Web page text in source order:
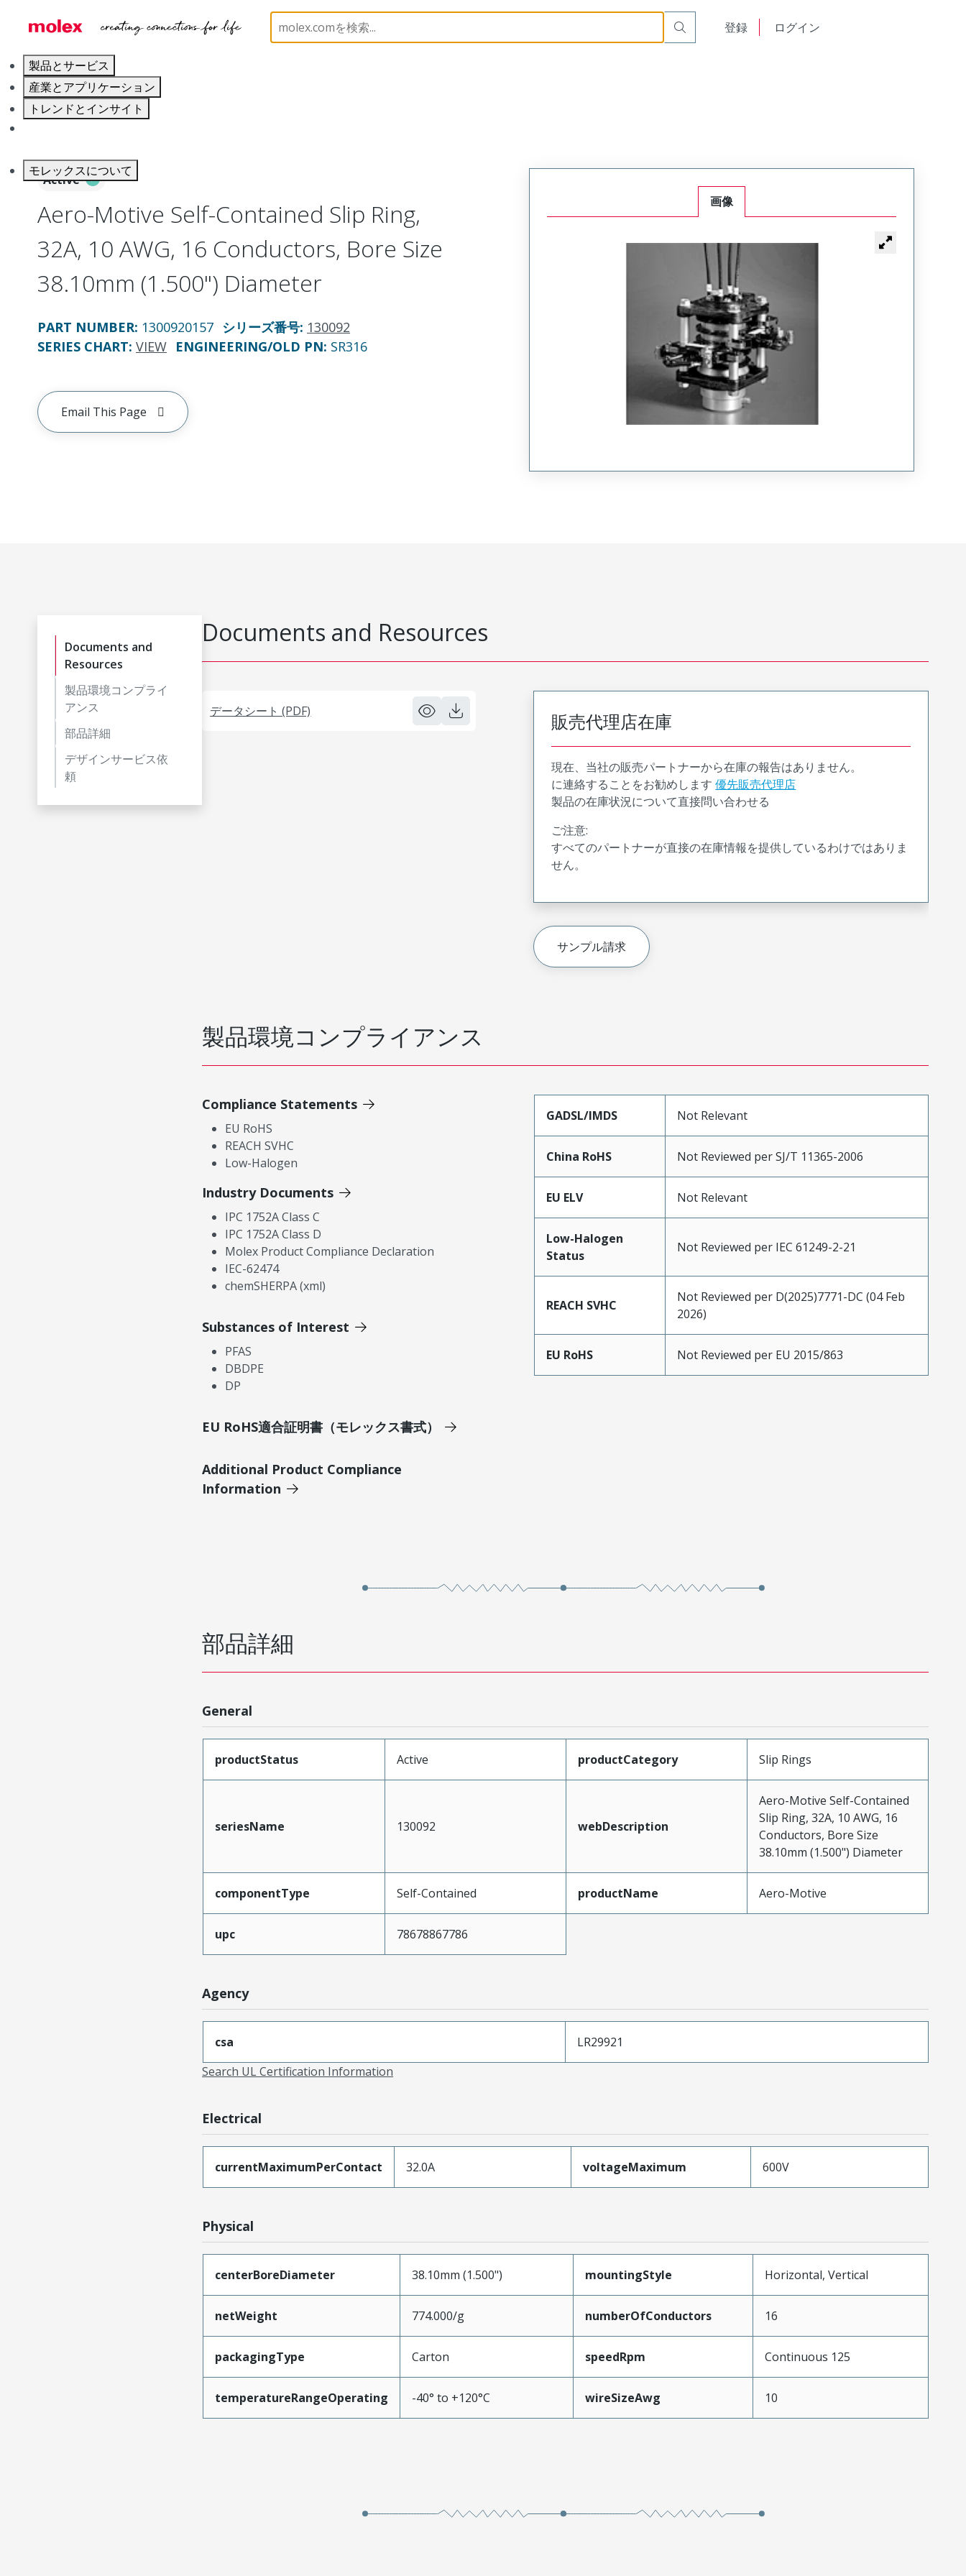
登録 ログイン
製品とサービス
産業とアプリケーション
トレンドとインサイト
モレックスについて
130092 1300920157
Active
Aero-Motive Self-Contained Slip Ring,
32A, 10 AWG, 16 Conductors, Bore Size
38.10mm (1.500") Diameter
PART NUMBER: 1300920157 シリーズ番号: 130092
SERIES CHART: VIEW ENGINEERING/OLD PN: SR316
Email This Page
画像
Documents and
Resources
製品環境コンプライ
アンス
部品詳細
デザインサービス依
頼
Documents and Resources
データシート (PDF) 販売代理店在庫
現在、当社の販売パートナーから在庫の報告はありません。
に連絡することをお勧めします 優先販売代理店
製品の在庫状況について直接問い合わせる
ご注意:
すべてのパートナーが直接の在庫情報を提供しているわけではありま
せん。
サンプル請求
製品環境コンプライアンス
Compliance Statements
EU RoHS
REACH SVHC
Low-Halogen
Industry Documents
IPC 1752A Class C
IPC 1752A Class D
Molex Product Compliance Declaration
IEC-62474
chemSHERPA (xml)
Substances of Interest
PFAS
DBDPE
DP
EU RoHS適合証明書（モレックス書式）
Additional Product Compliance
Information
GADSL/IMDS Not Relevant
China RoHS Not Reviewed per SJ/T 11365-2006
EU ELV Not Relevant
Low-Halogen
Status
Not Reviewed per IEC 61249-2-21
REACH SVHC
Not Reviewed per D(2025)7771-DC (04 Feb
2026)
EU RoHS Not Reviewed per EU 2015/863
部品詳細
General
productStatus Active productCategory Slip Rings
seriesName 130092 webDescription
Aero-Motive Self-Contained
Slip Ring, 32A, 10 AWG, 16
Conductors, Bore Size
38.10mm (1.500") Diameter
componentType Self-Contained productName Aero-Motive
upc 78678867786
Agency
csa
LR29921
Search UL Certification Information
Electrical
currentMaximumPerContact 32.0A voltageMaximum 600V
Physical
centerBoreDiameter 38.10mm (1.500") mountingStyle Horizontal, Vertical
netWeight 774.000/g numberOfConductors 16
packagingType Carton speedRpm Continuous 125
temperatureRangeOperating -40° to +120°C wireSizeAwg 10